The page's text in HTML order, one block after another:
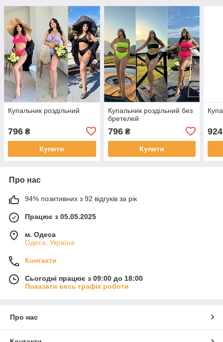
Купальник роздільний
796 ₴
Купити
Купальник роздільний без
бретелей
796₴
Купити
924
Про нас
94% позитивних з 92 відгуків за рік
Працює з 05.05.2025
м. Одеса
Одеса, Україна
Контакти
Сьогодні працює з 09:00 до 18:00
Показати весь графік роботи
Про нас